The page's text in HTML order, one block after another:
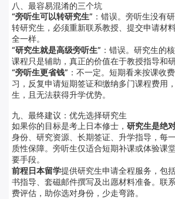
八、最容易混淆的三个坑
“旁听生可以转研究生” ：错误。旁听生没有
转研究生，必须重新联系教授、提交申请材
全一样。
“研究生就是高级旁听生” ：错误。研究生的
课程只是辅助，真正的价值在于教授指导和研
“旁听生更省钱” ：不一定。短期看来按课收
习，反复申请短期签证和缴纳多门课程费用
生，且无法获得升学优势。
九、最终建议：优先选择研究生
如果你的目标是考上日本修士， 研究生是绝
身份、研究资源、长期签证、升学指导，每
质性保障。旁听生仅适合短期补课或体验课
要手段。
前程日本留学提供研究生申请全程服务，包
书指导、套磁邮件撰写及出愿材料准备。联
费评估，助你选对身份，少走弯路。